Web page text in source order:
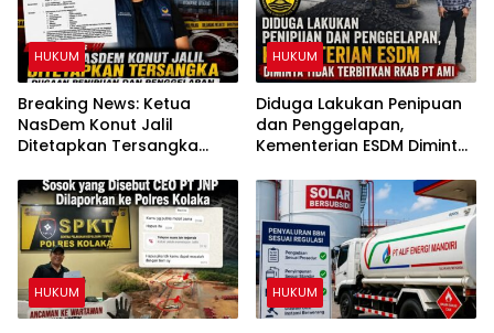
HUKUM
Breaking News: Ketua
NasDem Konut Jalil
Ditetapkan Tersangka
Penggelapan
HUKUM
Diduga Lakukan Penipuan
dan Penggelapan,
Kementerian ESDM Diminta
AMI
HUKUM HUKUM